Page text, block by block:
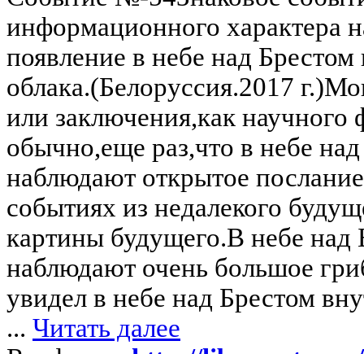
информационного характера
появление в небе над
облака.(Белоруссия.2017
или заключения,как
обычно,еще раз,что в небе
наблюдают открытое
событиях из недалекого
картины будущего.В небе над
наблюдают очень большое
увидел в нeбе над Брестом
... Читать далее